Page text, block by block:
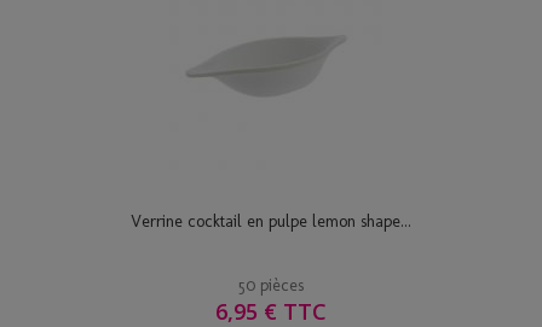
Verrine cocktail en pulpe lemon shape...
50 pièces
6,95 € TTC